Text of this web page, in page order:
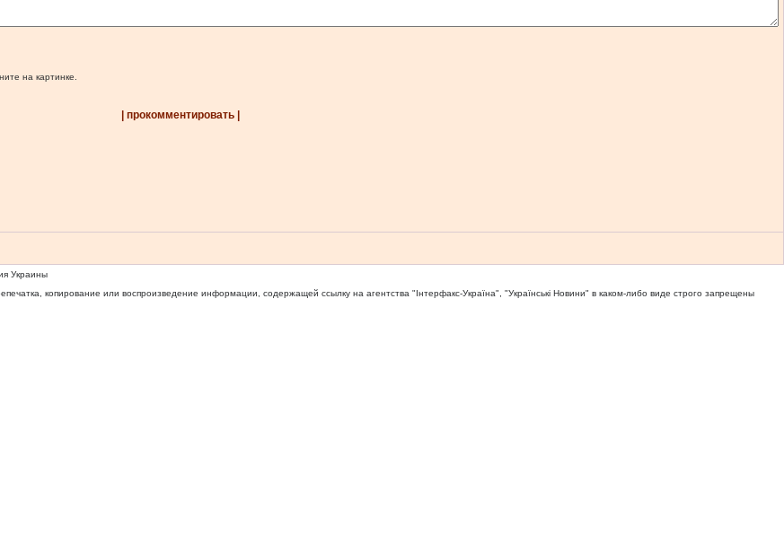
на картинке.
| прокомментировать |
Украины
копирование или воспроизведение информации, содержащей ссылку на агентства "Iнтерфакс-Україна", "Українськi Новини" в каком-либо виде строго запрещены